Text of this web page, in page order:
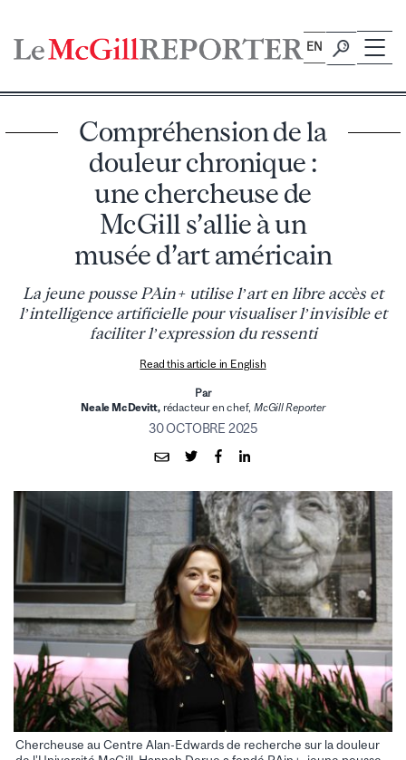
content
EN
Compréhension de la
douleur chronique :
une chercheuse de
McGill s’allie à un
musée d’art américain
La jeune pousse PAin+ utilise l’art en libre accès et
l’intelligence artificielle pour visualiser l’invisible et
faciliter l’expression du ressenti
Read this article in English
Par
Neale McDevitt, rédacteur en chef, McGill Reporter
30 OCTOBRE 2025
Chercheuse au Centre Alan-Edwards de recherche sur la douleur